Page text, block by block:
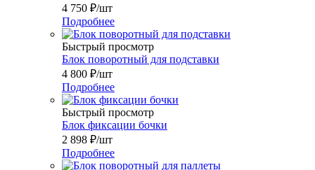
4 750 ₽/шт
Подробнее
Быстрый просмотр
Блок поворотный для подставки
4 800 ₽/шт
Подробнее
Быстрый просмотр
Блок фиксации бочки
2 898 ₽/шт
Подробнее